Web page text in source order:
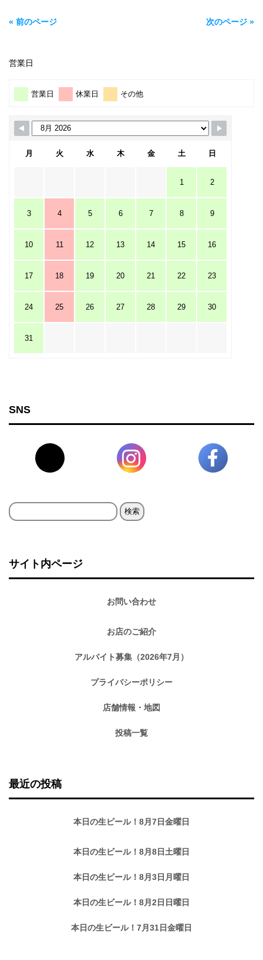
« 前のページ 次のページ »
営業日
営業日 休業日 その他
月 火 水 木 金 土 日
1 2
3 4 5 6 7 8 9
10 11 12 13 14 15 16
17 18 19 20 21 22 23
24 25 26 27 28 29 30
31
SNS
検
サイト内ページ
お問い合わせ
お店のご紹介
アルバイト募集（2026年7月）
プライバシーポリシー
店舗情報・地図
投稿一覧
最近の投稿
本日の生ビール！8月7日金曜日
本日の生ビール！8月8日土曜日
本日の生ビール！8月3日月曜日
本日の生ビール！8月2日日曜日
本日の生ビール！7月31日金曜日